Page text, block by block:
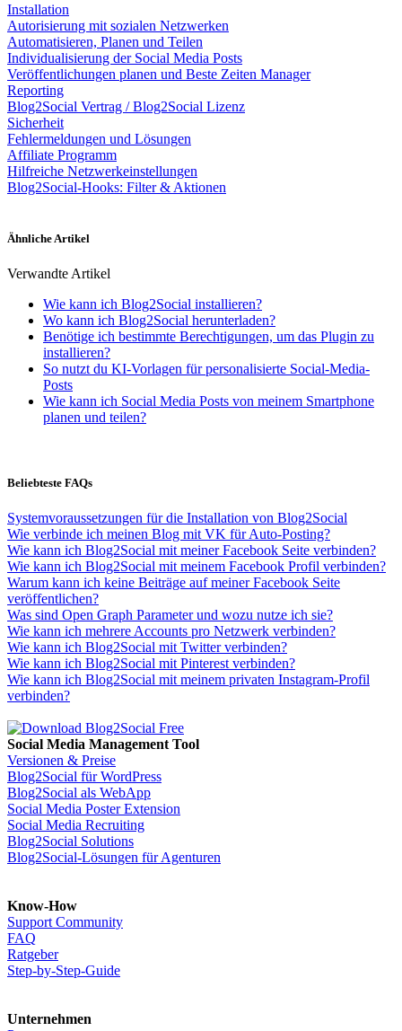
Installation
Autorisierung mit sozialen Netzwerken
Automatisieren, Planen und Teilen
Individualisierung der Social Media Posts
Veröffentlichungen planen und Beste Zeiten Manager
Reporting
Blog2Social Vertrag / Blog2Social Lizenz
Sicherheit
Fehlermeldungen und Lösungen
Affiliate Programm
Hilfreiche Netzwerkeinstellungen
Blog2Social-Hooks: Filter & Aktionen
Ähnliche Artikel
Verwandte Artikel
Wie kann ich Blog2Social installieren?
Wo kann ich Blog2Social herunterladen?
Benötige ich bestimmte Berechtigungen, um das Plugin zu
installieren?
So nutzt du KI-Vorlagen für personalisierte Social-Media-
Posts
Wie kann ich Social Media Posts von meinem Smartphone
planen und teilen?
Beliebteste FAQs
Systemvoraussetzungen für die Installation von Blog2Social
Wie verbinde ich meinen Blog mit VK für Auto-Posting?
Wie kann ich Blog2Social mit meiner Facebook Seite verbinden?
Wie kann ich Blog2Social mit meinem Facebook Profil verbinden?
Warum kann ich keine Beiträge auf meiner Facebook Seite
veröffentlichen?
Was sind Open Graph Parameter und wozu nutze ich sie?
Wie kann ich mehrere Accounts pro Netzwerk verbinden?
Wie kann ich Blog2Social mit Twitter verbinden?
Wie kann ich Blog2Social mit Pinterest verbinden?
Wie kann ich Blog2Social mit meinem privaten Instagram-Profil
verbinden?
Social Media Management Tool
Versionen & Preise
Blog2Social für WordPress
Blog2Social als WebApp
Social Media Poster Extension
Social Media Recruiting
Blog2Social Solutions
Blog2Social-Lösungen für Agenturen
Know-How
Support Community
FAQ
Ratgeber
Step-by-Step-Guide
Unternehmen